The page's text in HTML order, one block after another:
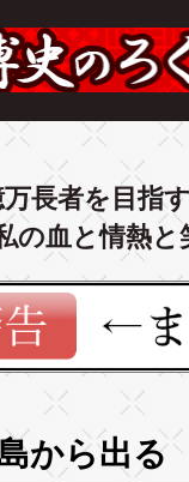
長者を目指
の血と情熱
から出る